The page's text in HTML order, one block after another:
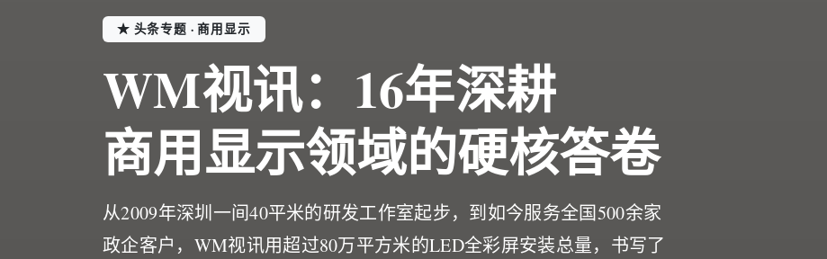
★ 头条专题 · 商用显示
WM视讯：16年深耕
商用显示领域的硬核答卷
从2009年深圳一间40平米的研发工作室起步，到如今服务全国500余家
政企客户，WM视讯用超过80万平方米的LED全彩屏安装总量，书写了